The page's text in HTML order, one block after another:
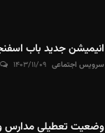
انیمیشن جدید باب
سرویس اجتماعی ۱۴۰۳/۱۱/۰۹
وضعیت تعطیلی مدارس و